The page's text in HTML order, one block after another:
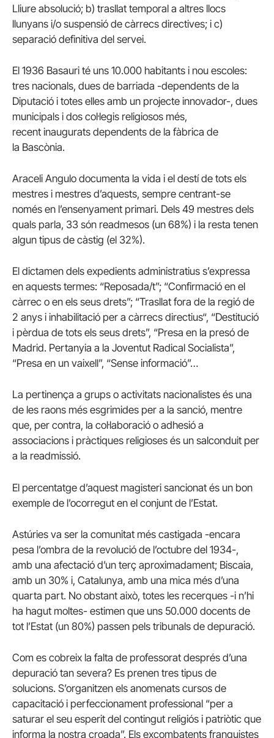
Lliure absolució; b) trasllat temporal a altres llocs
llunyans i/o suspensió de càrrecs directives; i c)
separació definitiva del servei.
El 1936 Basauri té uns 10.000 habitants i nou escoles:
tres nacionals, dues de barriada -dependents de la
Diputació i totes elles amb un projecte innovador-, dues
municipals i dos col·legis religiosos més,
recent inaugurats dependents de la fàbrica de
la Bascònia.
Araceli Angulo documenta la vida i el destí de tots els
mestres i mestres d’aquests, sempre centrant-se
només en l’ensenyament primari. Dels 49 mestres dels
quals parla, 33 són readmesos (un 68%) i la resta tenen
algun tipus de càstig (el 32%).
El dictamen dels expedients administratius s’expressa
en aquests termes: “Reposada/t”; “Confirmació en el
càrrec o en els seus drets”; “Trasllat fora de la regió de
2 anys i inhabilitació per a càrrecs directius“, “Destitució
i pèrdua de tots els seus drets”, “Presa en la presó de
Madrid. Pertanyia a la Joventut Radical Socialista”,
“Presa en un vaixell”, “Sense informació”…
La pertinença a grups o activitats nacionalistes és una
de les raons més esgrimides per a la sanció, mentre
que, per contra, la col·laboració o adhesió a
associacions i pràctiques religioses és un salconduit per
a la readmissió.
El percentatge d’aquest magisteri sancionat és un bon
exemple de l’ocorregut en el conjunt de l’Estat.
Astúries va ser la comunitat més castigada -encara
pesa l’ombra de la revolució de l’octubre del 1934-,
amb una afectació d’un terç aproximadament; Biscaia,
amb un 30% i, Catalunya, amb una mica més d’una
quarta part. No obstant això, totes les recerques -i n’hi
ha hagut moltes- estimen que uns 50.000 docents de
tot l’Estat (un 80%) passen pels tribunals de depuració.
Com es cobreix la falta de professorat després d’una
depuració tan severa? Es prenen tres tipus de
solucions. S’organitzen els anomenats cursos de
capacitació i perfeccionament professional “per a
saturar el seu esperit del contingut religiós i patriòtic que
informa la nostra croada”. Els excombatents franquistes